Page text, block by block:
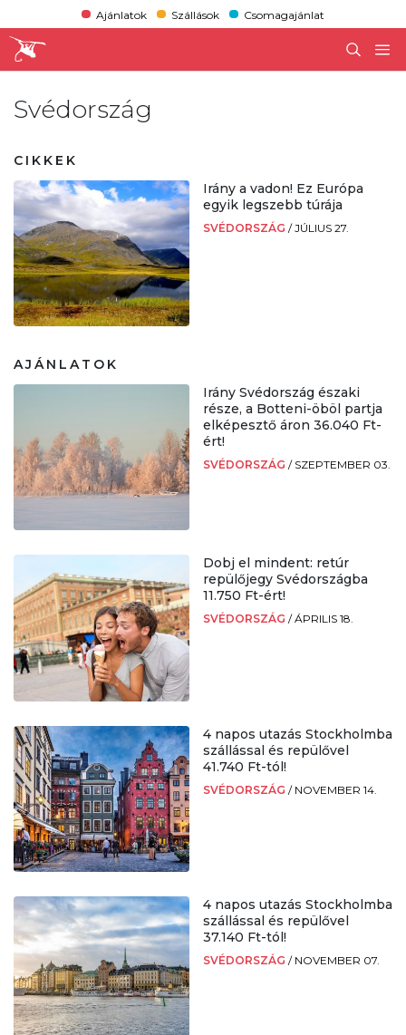
Ajánlatok Szállások Csomagajánlat
Svédország
CIKKEK
Irány a vadon! Ez Európa
egyik legszebb túrája
SVÉDORSZÁG /JÚLIUS 27.
AJÁNLATOK
Irány Svédország északi
része, a Botteni-öböl partja
elképesztő áron 36.040 Ft-
ért!
SVÉDORSZÁG / SZEPTEMBER 03.
Dobj el mindent: retúr
repülőjegy Svédországba
11.750 Ft-ért!
SVÉDORSZÁG /ÁPRILIS 18.
4 napos utazás Stockholmba
szállással és repülővel
41.740 Ft-tól!
SVÉDORSZÁG / NOVEMBER 14.
4 napos utazás Stockholmba
szállással és repülővel
37.140 Ft-tól!
SVÉDORSZÁG / NOVEMBER 07.